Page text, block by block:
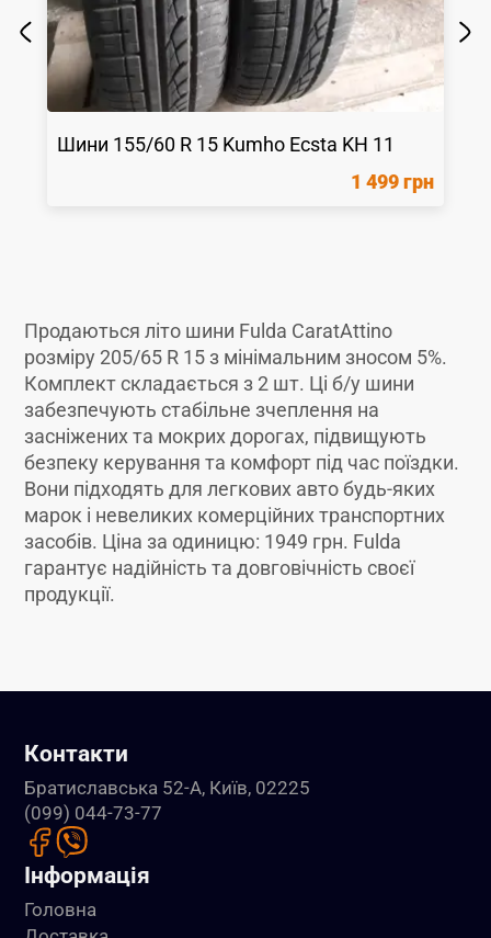
Шини 155/60 R 15 Kumho Ecsta KH 11
1 499 грн
Продаються літо шини Fulda CaratAttino
розміру 205/65 R 15 з мінімальним зносом 5%.
Комплект складається з 2 шт. Ці б/у шини
забезпечують стабільне зчеплення на
засніжених та мокрих дорогах, підвищують
безпеку керування та комфорт під час поїздки.
Вони підходять для легкових авто будь-яких
марок і невеликих комерційних транспортних
засобів. Ціна за одиницю: 1949 грн. Fulda
гарантує надійність та довговічність своєї
продукції.
Контакти
Братиславська 52-А, Київ, 02225
(099) 044-73-77
Інформація
Головна